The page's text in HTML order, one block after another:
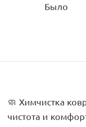
Было
🧼 Химчистка
чистота и